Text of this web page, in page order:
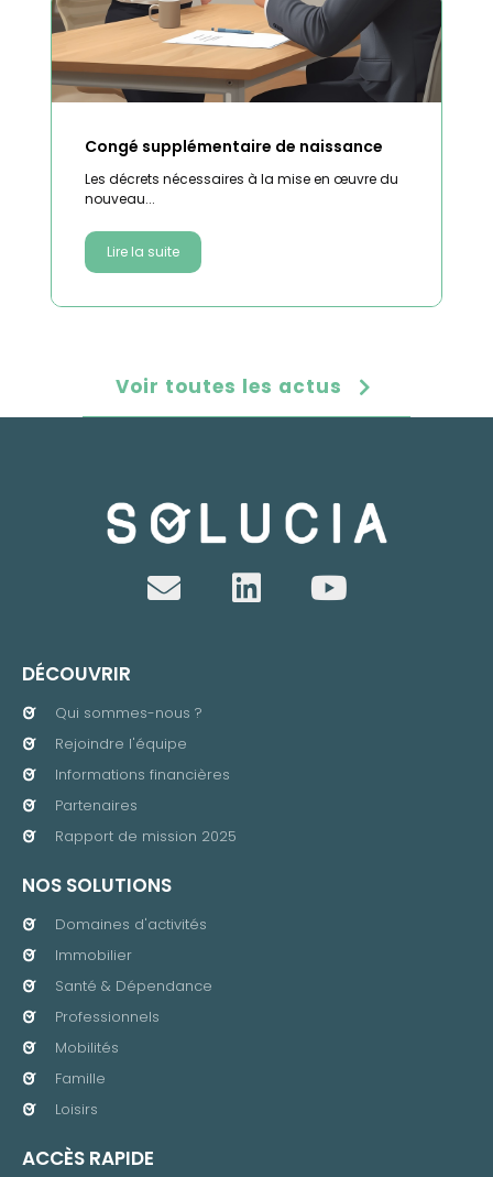
Congé supplémentaire de naissance
Les décrets nécessaires à la mise en œuvre du
nouveau...
Lire la suite
Voir toutes les actus
DÉCOUVRIR
Qui sommes-nous ?
Rejoindre l'équipe
Informations financières
Partenaires
Rapport de mission 2025
NOS SOLUTIONS
Domaines d'activités
Immobilier
Santé & Dépendance
Professionnels
Mobilités
Famille
Loisirs
ACCÈS RAPIDE